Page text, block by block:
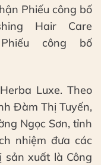
Phiếu công bố
Hair Care
công bố
Luxe. Theo
Đàm Thị Tuyến,
Ngọc Sơn, tỉnh
nhiệm đưa các
xuất là Công